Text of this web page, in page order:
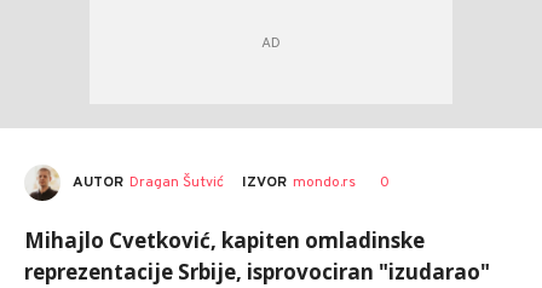
AUTOR Dragan Šutvić IZVOR mondo.rs 0
Mihajlo Cvetković, kapiten omladinske
reprezentacije Srbije, isprovociran "izudarao"